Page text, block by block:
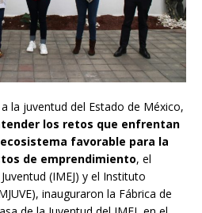
la juventud del Estado de México,
los retos que enfrentan
favorable para la
de emprendimiento, el
(IMEJ) y el Instituto
inauguraron la Fábrica de